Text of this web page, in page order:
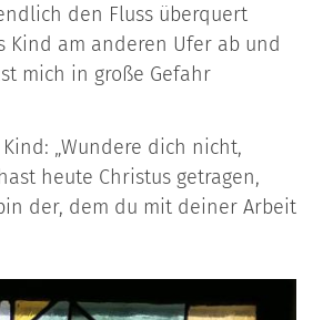
den Fluss überquert
Kind am anderen Ufer ab und
mich in große Gefahr
„Wundere dich nicht,
heute Christus getragen,
der, dem du mit deiner Arbeit